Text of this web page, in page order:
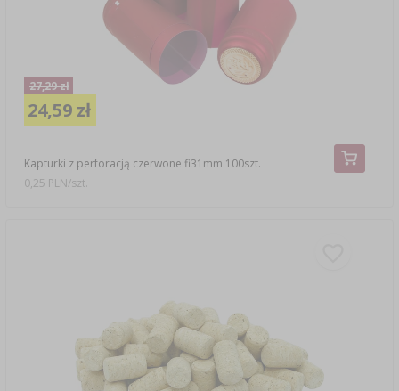
Kapturki z perforacją czerwone fi31mm 100szt.
27,29 zł
24,59 zł
0,25 PLN/szt.